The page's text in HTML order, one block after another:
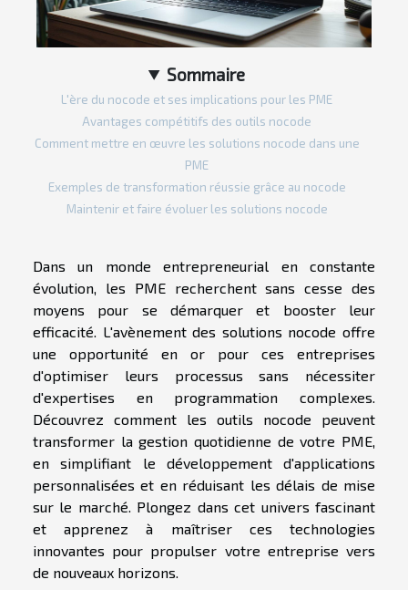
Sommaire
L'ère du nocode et ses implications pour les PME
Avantages compétitifs des outils nocode
Comment mettre en œuvre les solutions nocode dans une
PME
Exemples de transformation réussie grâce au nocode
Maintenir et faire évoluer les solutions nocode
Dans un monde entrepreneurial en constante
évolution, les PME recherchent sans cesse des
moyens pour se démarquer et booster leur
efficacité. L'avènement des solutions nocode offre
une opportunité en or pour ces entreprises
d'optimiser leurs processus sans nécessiter
d'expertises en programmation complexes.
Découvrez comment les outils nocode peuvent
transformer la gestion quotidienne de votre PME,
en simplifiant le développement d'applications
personnalisées et en réduisant les délais de mise
sur le marché. Plongez dans cet univers fascinant
et apprenez à maîtriser ces technologies
innovantes pour propulser votre entreprise vers
de nouveaux horizons.